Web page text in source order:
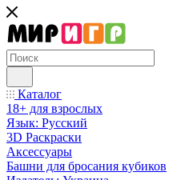
Каталог
18+ для взрослых
Язык: Русский
3D Раскраски
Аксессуары
Башни для бросания кубиков